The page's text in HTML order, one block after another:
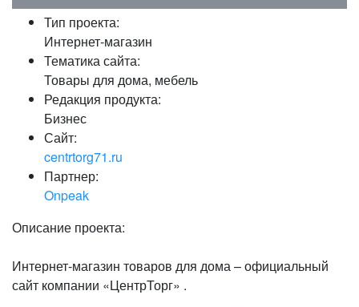
Запомнить меня на этом
Забыли свой пароль?
Тип проекта:
Интернет-магазин
Тематика сайта:
Товары для дома, мебель
Редакция продукта:
Бизнес
Сайт:
centrtorg71.ru
Партнер:
Onpeak
Описание проекта:
Интернет-магазин товаров для дома – официальный
сайт компании «ЦентрТорг» .